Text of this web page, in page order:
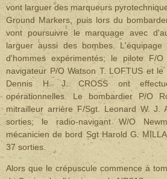
vont larguer des marqueurs
Ground Markers, puis lors du
vont poursuivre le marquage avec
larguer aussi des bombes.
d'hommes expérimentés; le pilote F/
navigateur P/O Watson T. LOFTUS et
Dennis H. J. CROSS ont
opérationnelles. Le bombardier P/O
mitrailleur arrière F/Sgt. Leonard W. J.
sorties; le radio-navigant W/O
mécanicien de bord Sgt Harold G.
37 sorties.
Alors que le crépuscule commence à